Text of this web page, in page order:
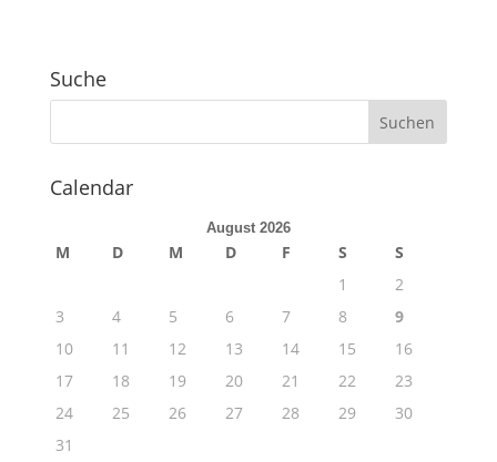
Suche
Calendar
August 2026
M D M D F S
S
1
2
3
4 5 6 7 8
9
10
11 12 13 14 15
16
17
18 19 20 21 22
23
24
25 26 27 28 29
30
31